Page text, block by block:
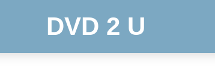
DVD 2 U